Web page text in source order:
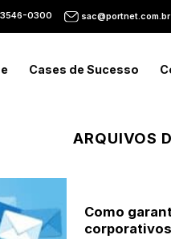
3546-0300 sac@portnet.com.br
Cases de Sucesso
ARQUIVOS
Como